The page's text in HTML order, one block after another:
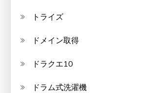
トライズ
ドメイン取得
ドラクエ10
ドラム式洗濯機